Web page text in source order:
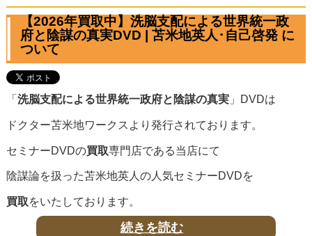
【2026年買取中】洗脳支配による世界統一政
府と陰謀の真実DVD | 苫米地英人･自己啓発 に
ついて
「 洗脳支配による世界統一政府と陰謀の真実」DVDは
ドクター苫米地ワークスより発行されております。
セミナーDVDの買取専門店である当店にて
陰謀論を扱った苫米地英人の人気セミナーDVDを
買取をいたしております。
続きを読む